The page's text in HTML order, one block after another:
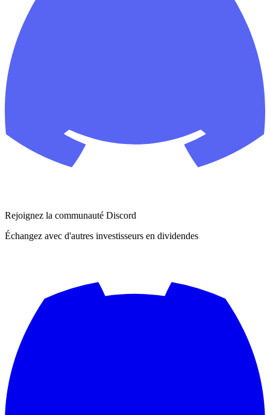
Rejoignez la communauté Discord
Échangez avec d'autres investisseurs en dividendes